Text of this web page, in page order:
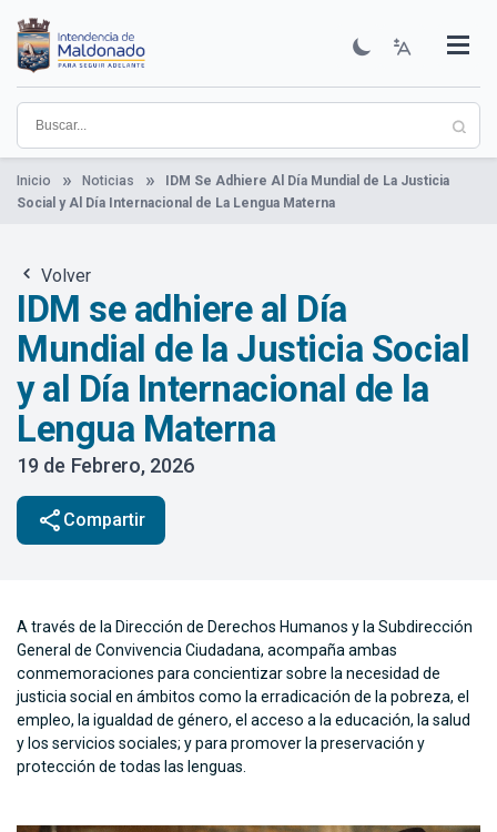
contenido
principal
Institucional
Municipios
Descubre Maldonado
Comunicación
Servicios
Guía De Trámites
Ver Noticias
Inicio Noticias
IDM Se Adhiere Al Día Mundial de La Justicia
Social y Al Día Internacional de La Lengua Materna
Volver
IDM se adhiere al Día
Mundial de la Justicia Social
y al Día Internacional de la
Lengua Materna
19 de Febrero, 2026
share Compartir
A través de la Dirección de Derechos Humanos y la Subdirección
General de Convivencia Ciudadana, acompaña ambas
conmemoraciones para concientizar sobre la necesidad de
justicia social en ámbitos como la erradicación de la pobreza, el
empleo, la igualdad de género, el acceso a la educación, la salud
y los servicios sociales; y para promover la preservación y
protección de todas las lenguas.